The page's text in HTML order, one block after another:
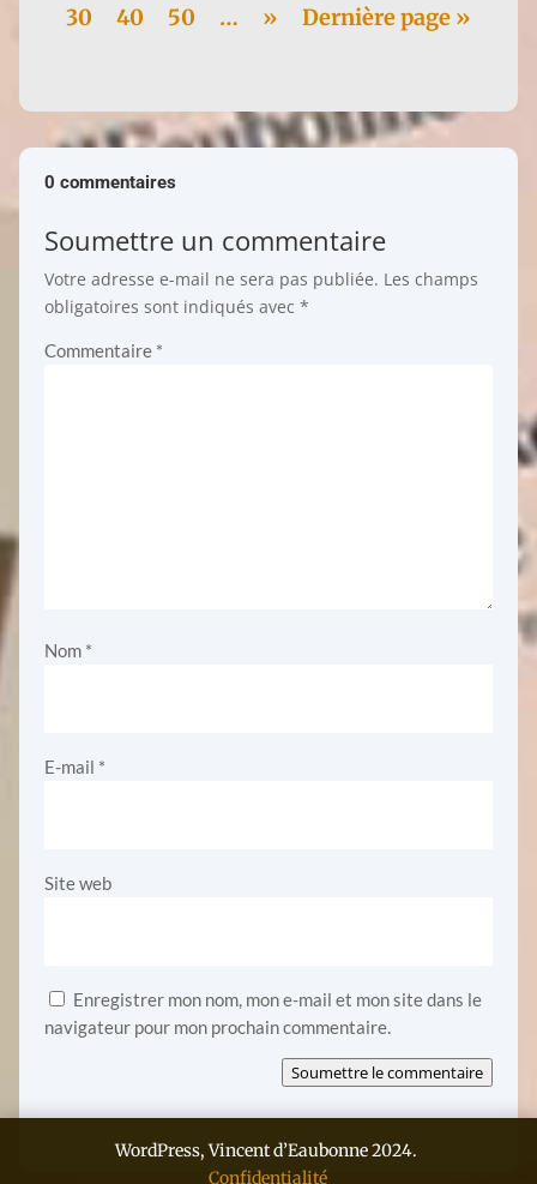
30
40 50 … » Dernière page »
0 commentaires
Soumettre un commentaire
Votre adresse e-mail ne sera pas publiée. Les champs
obligatoires sont indiqués avec *
Commentaire *
Nom *
E-mail *
Site web
Enregistrer mon nom, mon e-mail et mon site dans le
navigateur pour mon prochain commentaire.
Soumettre le commentaire
WordPress, Vincent d’Eaubonne 2024.
Confidentialité